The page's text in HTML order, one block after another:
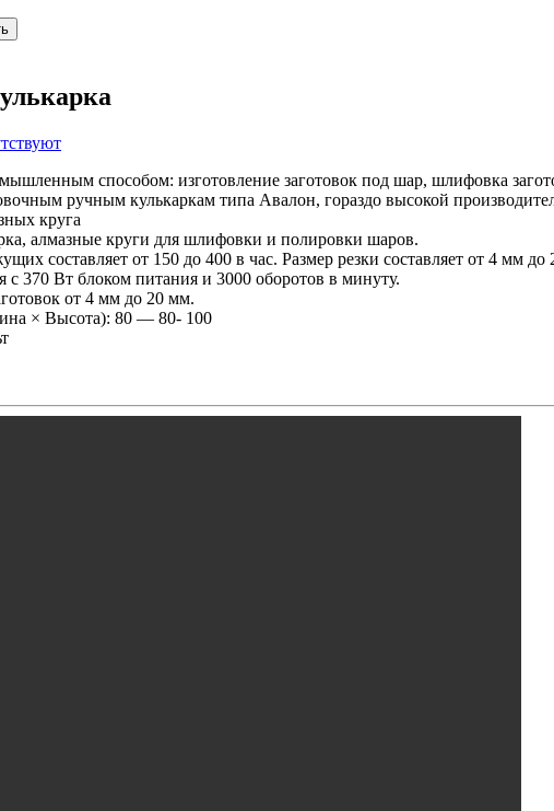
способом: изготовление заготовок под шар, шлифовка
ручным кулькаркам типа Авалон, гораздо высокой
круга
алмазные круги для шлифовки и полировки шаров.
составляет от 150 до 400 в час. Размер резки составляет от 4 мм до
с 370 Вт блоком питания и 3000 оборотов в минуту.
от 4 мм до 20 мм.
× Высота): 80 — 80- 100